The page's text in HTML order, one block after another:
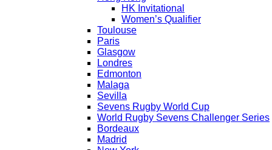
HK Invitational
Women’s Qualifier
Toulouse
Paris
Glasgow
Londres
Edmonton
Malaga
Sevilla
Sevens Rugby World Cup
World Rugby Sevens Challenger Series
Bordeaux
Madrid